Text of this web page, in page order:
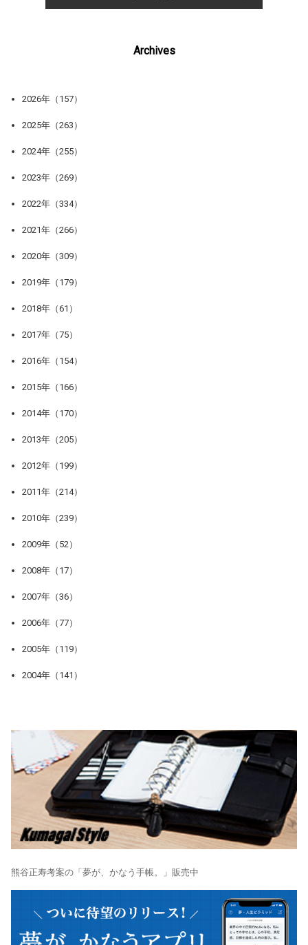
Archives
2026年（157）
2025年（263）
2024年（255）
2023年（269）
2022年（334）
2021年（266）
2020年（309）
2019年（179）
2018年（61）
2017年（75）
2016年（154）
2015年（166）
2014年（170）
2013年（205）
2012年（199）
2011年（214）
2010年（239）
2009年（52）
2008年（17）
2007年（36）
2006年（77）
2005年（119）
2004年（141）
熊谷正寿考案の「夢が、かなう手帳。」販売中